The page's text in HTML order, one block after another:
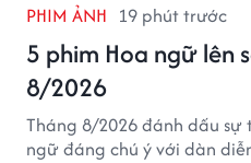
PHIM ẢNH 19 phút trước
5 phim Hoa ngữ lên
8/2026
Tháng 8/2026 đánh dấu
ngữ đáng chú ý với dàn